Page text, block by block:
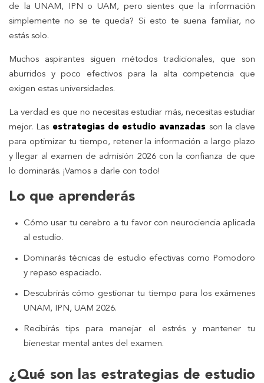
de la UNAM, IPN o UAM, pero sientes que la información
simplemente no se te queda? Si esto te suena familiar, no
estás solo.
Muchos aspirantes siguen métodos tradicionales, que son
aburridos y poco efectivos para la alta competencia que
exigen estas universidades.
La verdad es que no necesitas estudiar más, necesitas estudiar
mejor. Las estrategias de estudio avanzadas son la clave
para optimizar tu tiempo, retener la información a largo plazo
y llegar al examen de admisión 2026 con la confianza de que
lo dominarás. ¡Vamos a darle con todo!
Lo que aprenderás
Cómo usar tu cerebro a tu favor con neurociencia aplicada
al estudio.
Dominarás técnicas de estudio efectivas como Pomodoro
y repaso espaciado.
Descubrirás cómo gestionar tu tiempo para los exámenes
UNAM, IPN, UAM 2026.
Recibirás tips para manejar el estrés y mantener tu
bienestar mental antes del examen.
¿Qué son las estrategias de estudio